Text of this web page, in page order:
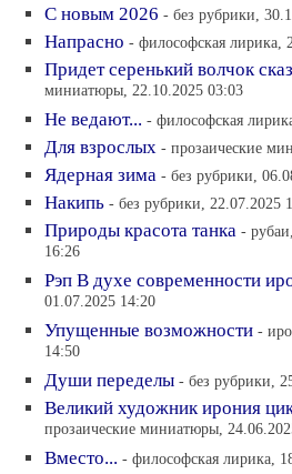
С новым 2026 - без рубрики,
Напрасно - философская лирика,
Придет серенький волчок
миниатюры, 22.10.2025 03:03
Не ведают... - философская
Для взрослых - прозаические
Ядерная зима - без рубрики,
Накипь - без рубрики, 22.07.2025
Природы красота танка -
16:26
Рэп В духе современности
01.07.2025 14:20
Упущенные возможности -
14:50
Души переделы - без рубрики,
Великий художник ирония
прозаические миниатюры,
Вместо... - философская лирика,